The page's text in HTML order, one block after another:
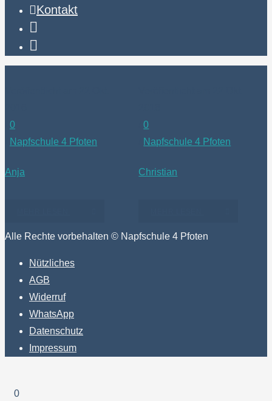
Kontakt
0
Napfschule 4 Pfoten
Anja
/0
Napfschule 4 Pfoten
Christian
Alle Rechte vorbehalten © Napfschule 4 Pfoten
Nützliches
AGB
Widerruf
WhatsApp
Datenschutz
Impressum
0